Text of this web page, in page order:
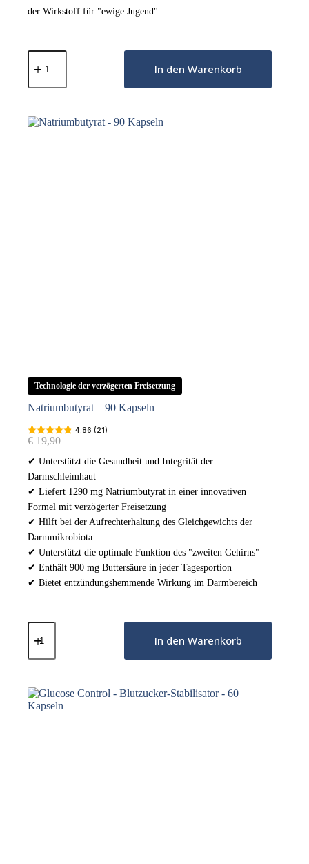
der Wirkstoff für "ewige Jugend"
Keto-
Elektrolyte-
–
Kirsche
200g
In den Warenkorb
Technologie der verzögerten Freisetzung
Natriumbutyrat – 90 Kapseln
4.86 (21)
€ 19,90
✔ Unterstützt die Gesundheit und Integrität der
Darmschleimhaut
✔ Liefert 1290 mg Natriumbutyrat in einer innovativen
Formel mit verzögerter Freisetzung
✔ Hilft bei der Aufrechterhaltung des Gleichgewichts der
Darmmikrobiota
✔ Unterstützt die optimale Funktion des "zweiten Gehirns"
✔ Enthält 900 mg Buttersäure in jeder Tagesportion
✔ Bietet entzündungshemmende Wirkung im Darmbereich
Natriumbutyrat
Kapseln
In den Warenkorb